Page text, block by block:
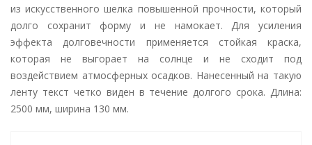
из искусственного шелка повышенной прочности, который
долго сохранит форму и не намокает. Для усиления
эффекта долговечности применяется стойкая краска,
которая не выгорает на солнце и не сходит под
воздействием атмосферных осадков. Нанесенный на такую
ленту текст четко виден в течение долгого срока. Длина:
2500 мм, ширина 130 мм.